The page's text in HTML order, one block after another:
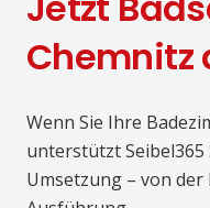
Chemnitz
Wenn Sie Ihre
unterstützt
Umsetzung – von